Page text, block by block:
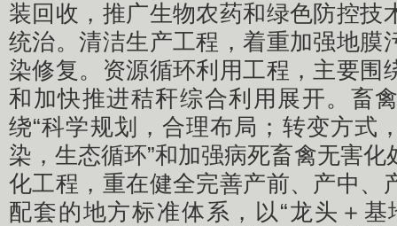
装回收，推广生物农药和绿色防控技
统治。清洁生产工程，着重加强地膜
染修复。资源循环利用工程，主要围
和加快推进秸秆综合利用展开。畜
绕“科学规划，合理布局；转变方式
染，生态循环”和加强病死畜禽无害
化工程，重在健全完善产前、产中、
配套的地方标准体系，以“龙头＋基